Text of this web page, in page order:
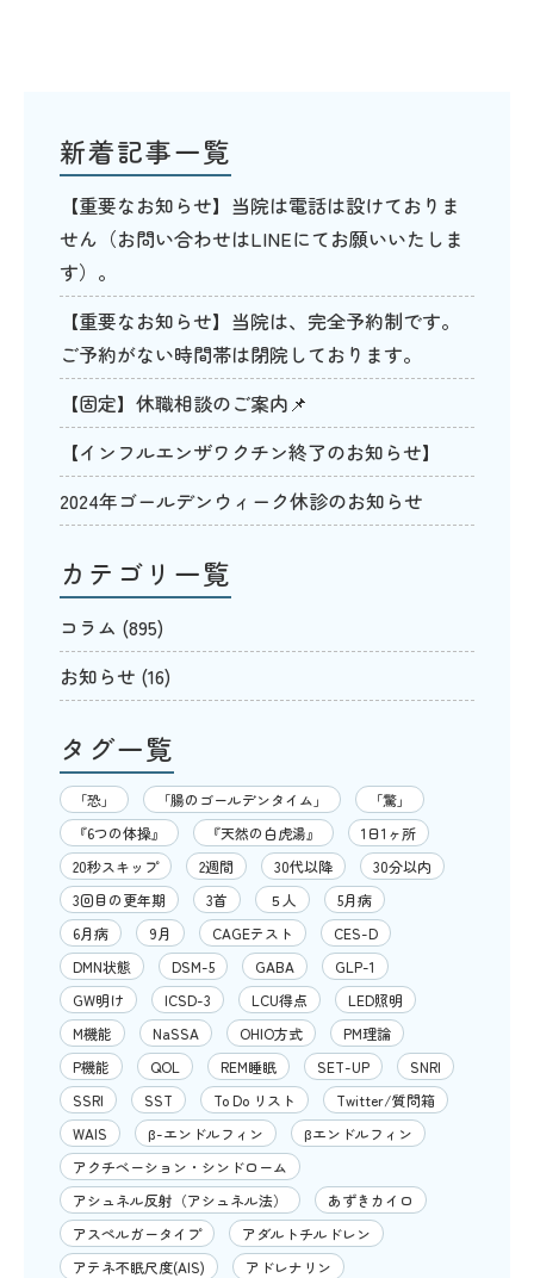
新着記事一覧
【重要なお知らせ】当院は電話は設けておりま
せん（お問い合わせはLINEにてお願いいたしま
す）。
【重要なお知らせ】当院は、完全予約制です。
ご予約がない時間帯は閉院しております。
【固定】休職相談のご案内📌
【インフルエンザワクチン終了のお知らせ】
2024年ゴールデンウィーク休診のお知らせ
カテゴリ一覧
コラム (895)
お知らせ (16)
タグ一覧
「恐」 「腸のゴールデンタイム」
「驚」
『6つの体操』
『天然の白虎湯』
1日1ヶ所
20秒スキップ
2週間 30代以降
30分以内
3回目の更年期
3首 ５人
5月病
6月病
9月 CAGEテスト
CES-D
DMN状態
DSM-5 GABA
GLP-1
GW明け
ICSD-3 LCU得点
LED照明
M機能
NaSSA OHIO方式
PM理論
P機能
QOL REM睡眠 SET-UP
SNRI
SSRI
SST To Do リスト
Twitter/質問箱
WAIS
β-エンドルフィン
βエンドルフィン
アクチベーション・シンドローム
アシュネル反射（アシュネル法）
あずきカイロ
アスペルガータイプ
アダルトチルドレン
アテネ不眠尺度(AIS)
アドレナリン